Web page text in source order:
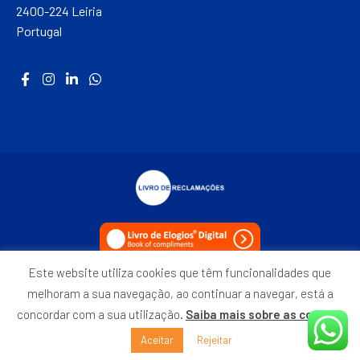
2400-224 Leiria
Portugal
©2021 ETACADEMY – Todos os direitos reservados.
Política de Privacidade
Este website utiliza cookies que têm funcionalidades que
melhoram a sua navegação, ao continuar a navegar, está a
concordar com a sua utilização. Saiba mais sobre as cookies
Aceitar Rejeitar